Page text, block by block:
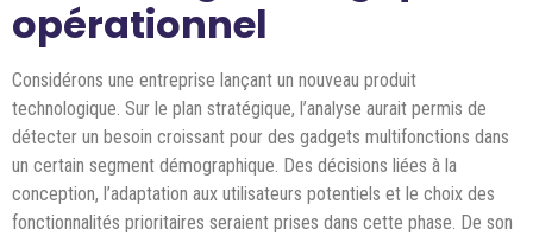
opérationnel
Considérons une entreprise lançant un nouveau produit
technologique. Sur le plan stratégique, l’analyse aurait permis de
détecter un besoin croissant pour des gadgets multifonctions dans
un certain segment démographique. Des décisions liées à la
conception, l’adaptation aux utilisateurs potentiels et le choix des
fonctionnalités prioritaires seraient prises dans cette phase. De son